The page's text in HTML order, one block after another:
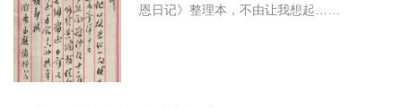
恩日记》整理本，不由让我想起……